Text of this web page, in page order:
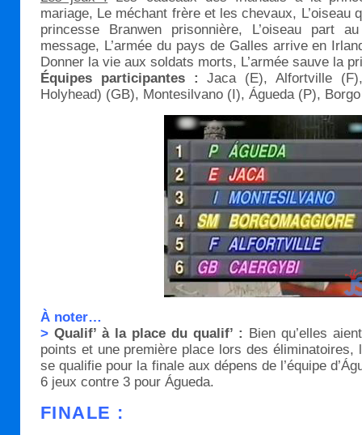
mariage, Le méchant frère et les chevaux, L’oiseau
princesse Branwen prisonnière, L’oiseau part
message, L’armée du pays de Galles arrive en
Donner la vie aux soldats morts, L’armée sauve la
Équipes participantes : Jaca (E), Alfortville
Holyhead) (GB), Montesilvano (I), Águeda (P),
À noter…
> Qualif’ à la place du qualif’ : Bien qu’elles
points et une première place lors des éliminatoires,
se qualifie pour la finale aux dépens de l’équipe
6 jeux contre 3 pour Águeda.
FINALE :